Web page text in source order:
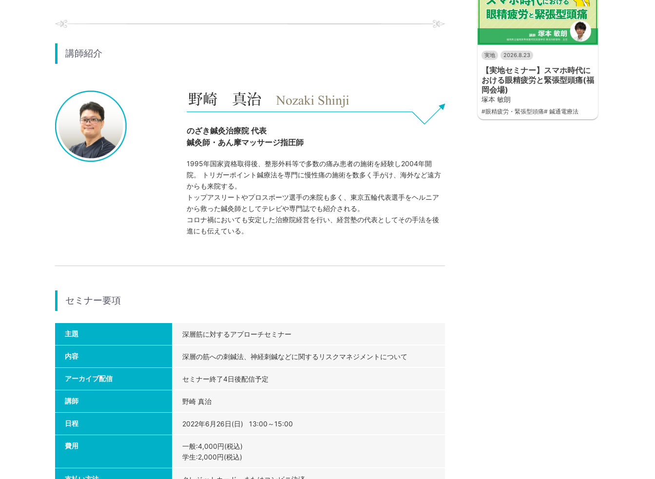
講師紹介
のざき鍼灸治療院 代表
鍼灸師・あん摩マッサージ指圧師
1995年国家資格取得後、整形外科等で多数の痛み患者の施術を経験し2004年開
院。 トリガーポイント鍼療法を専門に慢性痛の施術を数多く手がけ、海外など遠方
からも来院する。
トップアスリートやプロスポーツ選手の来院も多く、東京五輪代表選手をヘルニア
から救った鍼灸師としてテレビや専門誌でも紹介される。
コロナ禍においても安定した治療院経営を行い、経営塾の代表としてその手法を後
進にも伝えている。
セミナー要項
主題 深層筋に対するアプローチセミナー
内容 深層の筋への刺鍼法、神経刺鍼などに関するリスクマネジメントについて
アーカイブ配信 セミナー終了4日後配信予定
講師 野崎 真治
日程 2022年6月26日(日) 13:00～15:00
費用
一般:4,000円(税込)
学生:2,000円(税込)
実地 2026.8.23
【実地セミナー】スマホ時代に
おける眼精疲労と緊張型頭痛(福
岡会場)
塚本 敏朗
#眼精疲労・緊張型頭痛# 鍼通電療法